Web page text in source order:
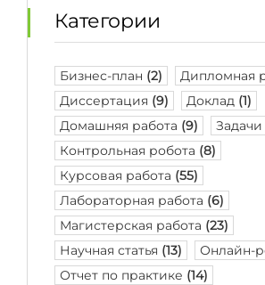
Категории
Бизнес-план (2) Дипломная
Диссертация (9) Доклад (1)
Домашняя работа (9) Задачи
Контрольная робота (8)
Курсовая работа (55)
Лабораторная работа (6)
Магистерская работа (23)
Научная статья (13) Онлайн-
Отчет по практике (14)